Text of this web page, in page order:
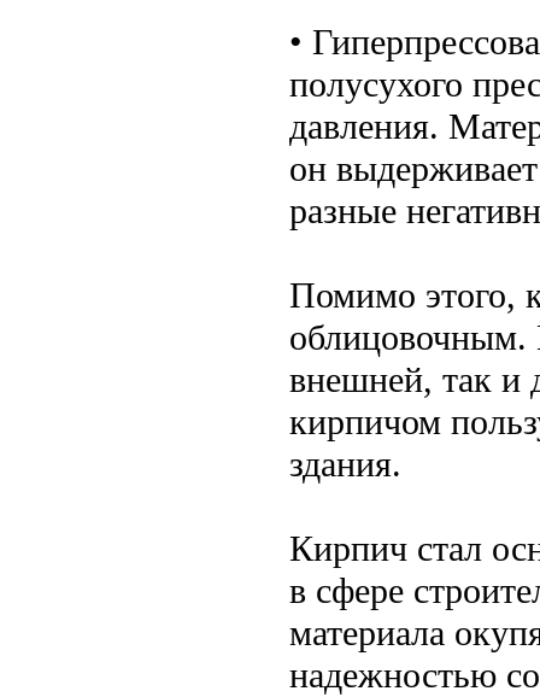
•
полусухого
давления.
он
разные
Помимо этого,
облицовочным.
внешней, так и
кирпичом
здания.
Кирпич стал
в сфере
материала
надежностью